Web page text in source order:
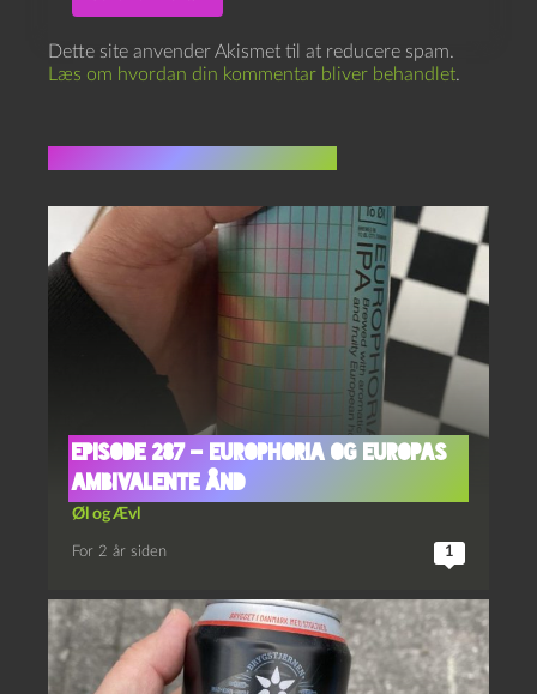
Dette site anvender Akismet til at reducere spam.
Læs om hvordan din kommentar bliver behandlet.
Episode 287 – Europhoria og Europas
Ambivalente Ånd
Øl og Ævl
For 2 år siden 1